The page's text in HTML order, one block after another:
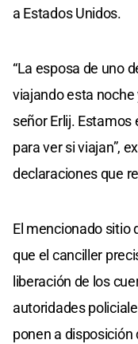
a Estados Unidos.
“La esposa de uno
viajando esta noche
señor Erlij.
para ver si viajan”,
declaraciones que
El mencionado sitio
que el canciller
liberación de los
autoridades
ponen a disposición